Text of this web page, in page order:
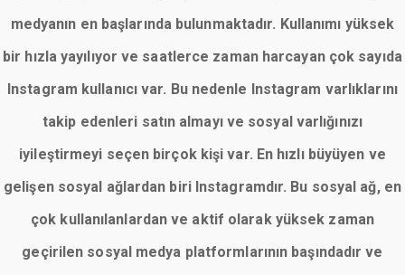
medyanın en başlarında bulunmaktadır. Kullanımı yüksek
bir hızla yayılıyor ve saatlerce zaman harcayan çok sayıda
Instagram kullanıcı var. Bu nedenle Instagram varlıklarını
takip edenleri satın almayı ve sosyal varlığınızı
iyileştirmeyi seçen birçok kişi var. En hızlı büyüyen ve
gelişen sosyal ağlardan biri Instagramdır. Bu sosyal ağ, en
çok kullanılanlardan ve aktif olarak yüksek zaman
geçirilen sosyal medya platformlarının başındadır ve